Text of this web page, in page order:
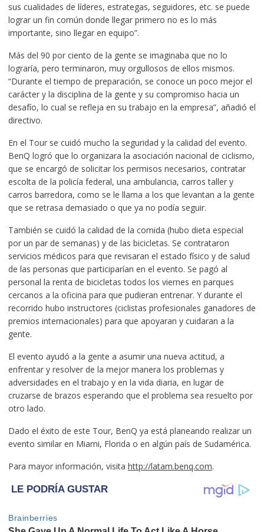
sus cualidades de líderes, estrategas, seguidores, etc. se puede
lograr un fin común donde llegar primero no es lo más
importante, sino llegar en equipo”.
Más del 90 por ciento de la gente se imaginaba que no lo
lograría, pero terminaron, muy orgullosos de ellos mismos.
“Durante el tiempo de preparación, se conoce un poco mejor el
carácter y la disciplina de la gente y su compromiso hacia un
desafío, lo cual se refleja en su trabajo en la empresa”, añadió el
directivo.
En el Tour se cuidó mucho la seguridad y la calidad del evento.
BenQ logró que lo organizara la asociación nacional de ciclismo,
que se encargó de solicitar los permisos necesarios, contratar
escolta de la policía federal, una ambulancia, carros taller y
carros barredora, como se le llama a los que levantan a la gente
que se retrasa demasiado o que ya no podía seguir.
También se cuidó la calidad de la comida (hubo dieta especial
por un par de semanas) y de las bicicletas. Se contrataron
servicios médicos para que revisaran el estado físico y de salud
de las personas que participarían en el evento. Se pagó al
personal la renta de bicicletas todos los viernes en parques
cercanos a la oficina para que pudieran entrenar. Y durante el
recorrido hubo instructores (ciclistas profesionales ganadores de
premios internacionales) para que apoyaran y cuidaran a la
gente.
El evento ayudó a la gente a asumir una nueva actitud, a
enfrentar y resolver de la mejor manera los problemas y
adversidades en el trabajo y en la vida diaria, en lugar de
cruzarse de brazos esperando que el problema sea resuelto por
otro lado.
Dado el éxito de este Tour, BenQ ya está planeando realizar un
evento similar en Miami, Florida o en algún país de Sudamérica.
Para mayor información, visita http://latam.benq.com.